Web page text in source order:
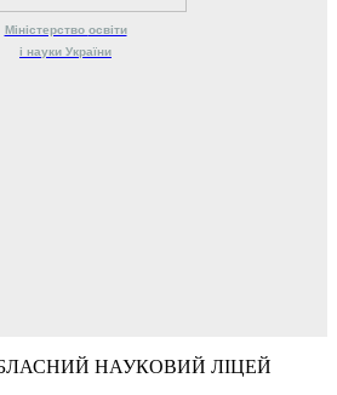
Міністерство освіти
і науки України
НАУКОВИЙ ЛІЦЕЙ